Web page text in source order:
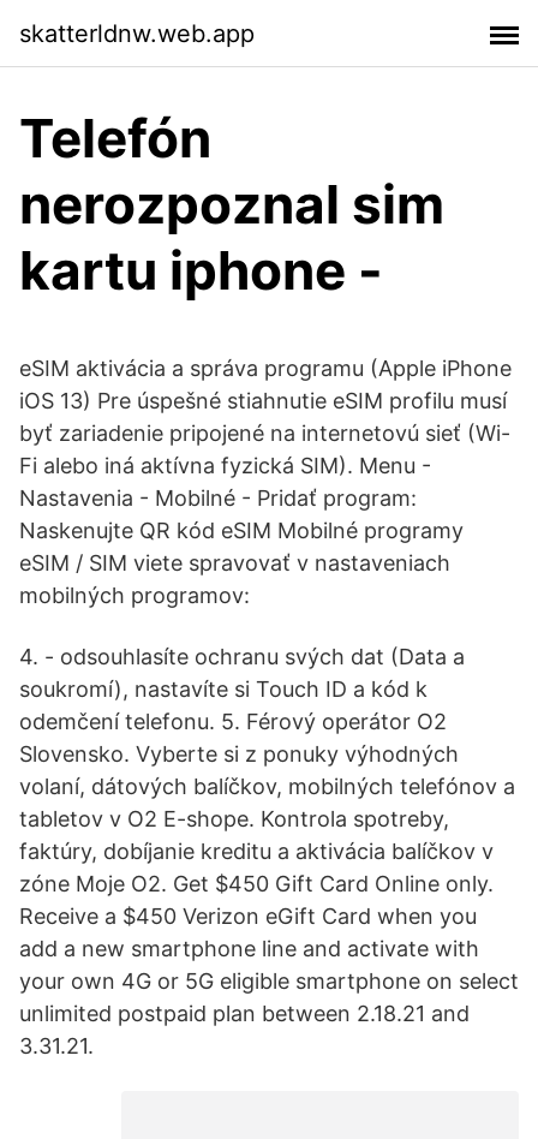
skatterldnw.web.app
Telefón
nerozpoznal sim
kartu iphone -
eSIM aktivácia a správa programu (Apple iPhone
iOS 13) Pre úspešné stiahnutie eSIM profilu musí
byť zariadenie pripojené na internetovú sieť (Wi-
Fi alebo iná aktívna fyzická SIM). Menu -
Nastavenia - Mobilné - Pridať program:
Naskenujte QR kód eSIM Mobilné programy
eSIM / SIM viete spravovať v nastaveniach
mobilných programov:
4. - odsouhlasíte ochranu svých dat (Data a
soukromí), nastavíte si Touch ID a kód k
odemčení telefonu. 5. Férový operátor O2
Slovensko. Vyberte si z ponuky výhodných
volaní, dátových balíčkov, mobilných telefónov a
tabletov v O2 E-shope. Kontrola spotreby,
faktúry, dobíjanie kreditu a aktivácia balíčkov v
zóne Moje O2. Get $450 Gift Card Online only.
Receive a $450 Verizon eGift Card when you
add a new smartphone line and activate with
your own 4G or 5G eligible smartphone on select
unlimited postpaid plan between 2.18.21 and
3.31.21.